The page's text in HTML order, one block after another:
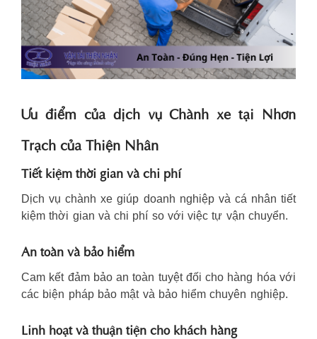
Ưu điểm của dịch vụ Chành xe tại Nhơn
Trạch của Thiện Nhân
Tiết kiệm thời gian và chi phí
Dịch vụ chành xe giúp doanh nghiệp và cá nhân tiết
kiệm thời gian và chi phí so với việc tự vận chuyển.
An toàn và bảo hiểm
Cam kết đảm bảo an toàn tuyệt đối cho hàng hóa với
các biện pháp bảo mật và bảo hiểm chuyên nghiệp.
Linh hoạt và thuận tiện cho khách hàng